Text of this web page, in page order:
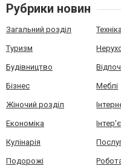
Рубрики новин
Загальний розділ Техніка
Туризм
Будівництво
Бізнес Меблі
Жіночий розділ
Економіка
Кулінарія
Подорожі